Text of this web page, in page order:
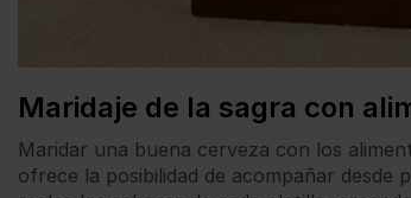
Maridaje de la sagra con
Maridar una buena cerveza con los
ofrece la posibilidad de acompañar